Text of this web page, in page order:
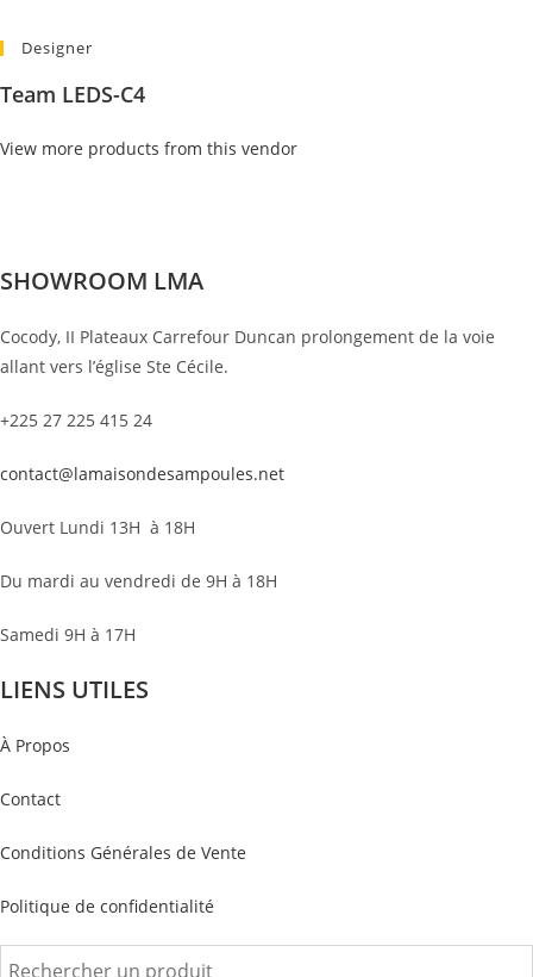
Designer
Team LEDS-C4
View more products from this vendor
SHOWROOM LMA
Cocody, II Plateaux Carrefour Duncan prolongement de la voie
allant vers l’église Ste Cécile.
+225 27 225 415 24
contact@lamaisondesampoules.net
Ouvert Lundi 13H à 18H
Du mardi au vendredi de 9H à 18H
Samedi 9H à 17H
LIENS UTILES
À Propos
Contact
Conditions Générales de Vente
Politique de confidentialité